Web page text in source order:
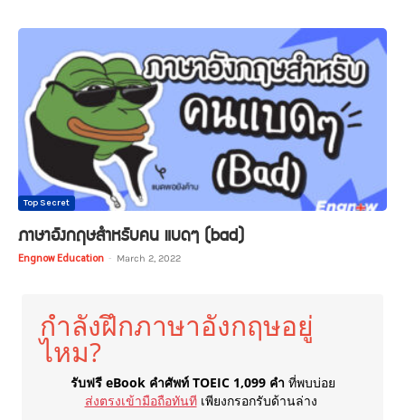
Top Secret
ภาษาอังกฤษสำหรับคน แบดๆ (bad)
Engnow Education - March 2, 2022
กำลังฝึกภาษาอังกฤษอยู่
ไหม?
รับฟรี eBook คำศัพท์ TOEIC 1,099 คำ ที่พบบ่อย
ส่งตรงเข้ามือถือทันที เพียงกรอกรับด้านล่าง